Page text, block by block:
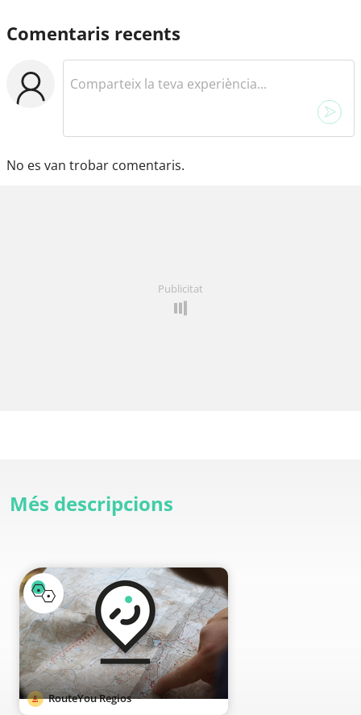
Comentaris recents
No es van trobar comentaris.
Publicitat
Més descripcions
RouteYou Regios